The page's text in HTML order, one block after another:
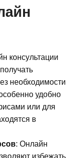
консультации
необходимости
удобно
или для
в
: Онлайн
избежать